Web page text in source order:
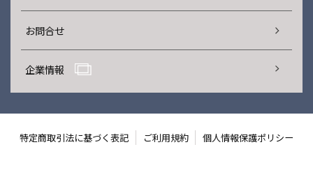
お問合せ
企業情報
特定商取引法に基づく表記 ご利用規約 個人情報保護ポリシー